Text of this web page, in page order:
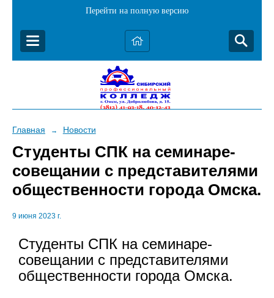
Перейти на полную версию
Главная → Новости
Студенты СПК на семинаре-
совещании с представителями
общественности города Омска.
9 июня 2023 г.
Студенты СПК на семинаре-
совещании с представителями
общественности города Омска.